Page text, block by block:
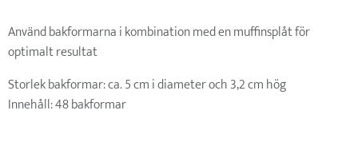
Använd bakformarna i kombination med en muffinsplåt för
optimalt resultat
Storlek bakformar: ca. 5 cm i diameter och 3,2 cm hög
Innehåll: 48 bakformar